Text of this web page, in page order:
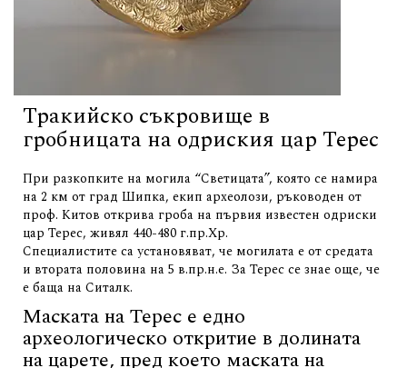
Тракийско съкровище в
гробницата на одриския цар Терес
При разкопките на могила “Светицата”, която се намира
на 2 км от град Шипка, екип археолози, ръководен от
проф. Китов открива гроба на първия известен одриски
цар Терес, живял 440-480 г.пр.Хр.
Специалистите са установяват, че могилата е от средата
и втората половина на 5 в.пр.н.е. За Терес се знае още, че
е баща на Ситалк.
Маската на Терес е едно
археологическо откритие в долината
на царете, пред което маската на